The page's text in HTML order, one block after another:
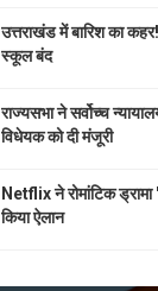
उत्तराखंड में बारिश का
स्कूल बंद
राज्यसभा ने सर्वोच्च
विधेयक को दी मंजूरी
Netflix ने रोमांटिक
किया ऐलान